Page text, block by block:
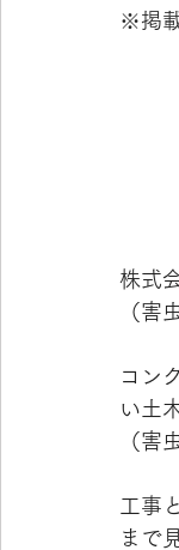
※掲
株式
（害
コン
い土
（害
工事
まで